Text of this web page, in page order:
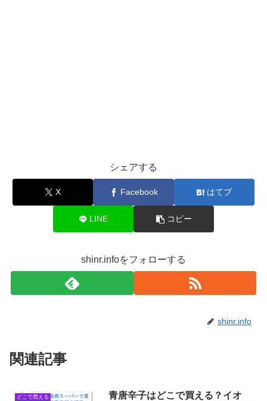
シェアする
X Facebook はてブ
LINE コピー
shinr.infoをフォローする
shinr.info
関連記事
どこで買える
青唐辛子はどこで買える？イオ